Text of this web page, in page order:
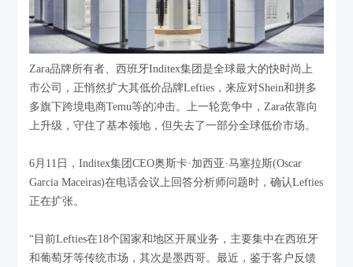
Zara品牌所有者、西班牙Inditex集团是全球最大的快时尚上
市公司，正悄然扩大其低价品牌Lefties，来应对Shein和拼多
多旗下跨境电商Temu等的冲击。上一轮竞争中，Zara依靠向
上升级，守住了基本领地，但失去了一部分全球低价市场。
6月11日，Inditex集团CEO奥斯卡·加西亚·马塞拉斯(Oscar
Garcia Maceiras)在电话会议上回答分析师问题时，确认Lefties
正在扩张。
“目前Lefties在18个国家和地区开展业务，主要集中在西班牙
和葡萄牙等传统市场，其次是墨西哥。最近，鉴于客户反馈